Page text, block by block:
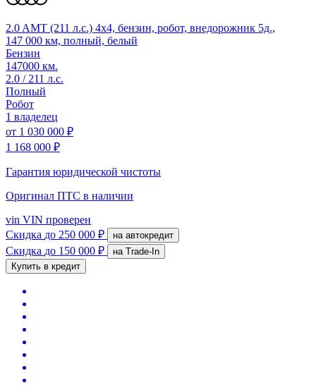
2.0 AMT (211 л.с.) 4x4, бензин, робот, внедорожник 5д.,
147 000 км, полный, белый
Бензин
147000 км.
2.0 / 211 л.с.
Полный
Робот
1 владелец
от 1 030 000 ₽
1 168 000 ₽
Гарантия юридической чистоты
Оригинал ПТС в наличии
vin VIN проверен
Скидка до 250 000 ₽ на автокредит
Скидка до 150 000 ₽
на Trade-In
Купить в кредит